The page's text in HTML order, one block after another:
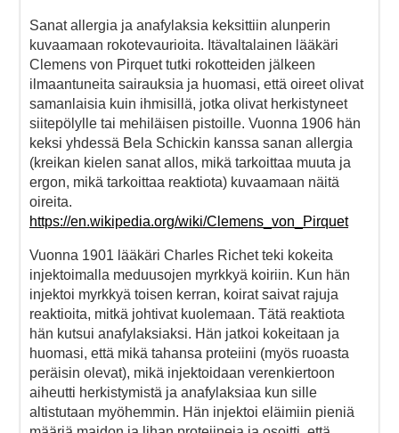
Sanat allergia ja anafylaksia keksittiin alunperin
kuvaamaan rokotevaurioita. Itävaltalainen lääkäri
Clemens von Pirquet tutki rokotteiden jälkeen
ilmaantuneita sairauksia ja huomasi, että oireet olivat
samanlaisia kuin ihmisillä, jotka olivat herkistyneet
siitepölylle tai mehiläisen pistoille. Vuonna 1906 hän
keksi yhdessä Bela Schickin kanssa sanan allergia
(kreikan kielen sanat allos, mikä tarkoittaa muuta ja
ergon, mikä tarkoittaa reaktiota) kuvaamaan näitä
oireita.
https://en.wikipedia.org/wiki/Clemens_von_Pirquet
Vuonna 1901 lääkäri Charles Richet teki kokeita
injektoimalla meduusojen myrkkyä koiriin. Kun hän
injektoi myrkkyä toisen kerran, koirat saivat rajuja
reaktioita, mitkä johtivat kuolemaan. Tätä reaktiota
hän kutsui anafylaksiaksi. Hän jatkoi kokeitaan ja
huomasi, että mikä tahansa proteiini (myös ruoasta
peräisin olevat), mikä injektoidaan verenkiertoon
aiheutti herkistymistä ja anafylaksiaa kun sille
altistutaan myöhemmin. Hän injektoi eläimiin pieniä